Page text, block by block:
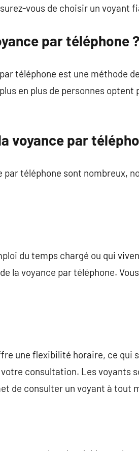
vous de choisir un voyant
par téléphone ?
téléphone est une méthode
en plus de personnes
voyance par
par téléphone sont nombreux,
du temps chargé ou qui
la voyance par téléphone.
une flexibilité horaire, ce qui
consultation. Les voyants
de consulter un voyant à tout